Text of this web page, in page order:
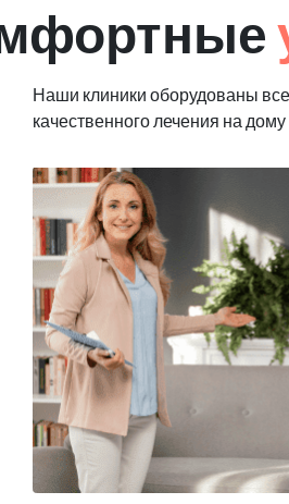
Наши клиники оборудованы
качественного лечения на